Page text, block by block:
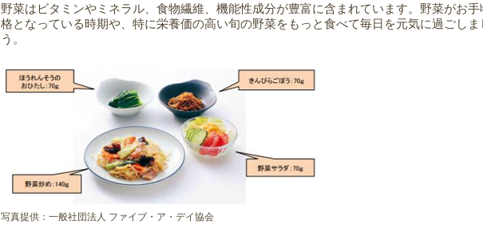
野菜はビタミンやミネラル、食物繊維、機能性成分が豊富に含まれています。野菜がお手
格となっている時期や、特に栄養価の高い旬の野菜をもっと食べて毎日を元気に過ごしま
う。
写真提供：一般社団法人 ファイブ・ア・デイ協会